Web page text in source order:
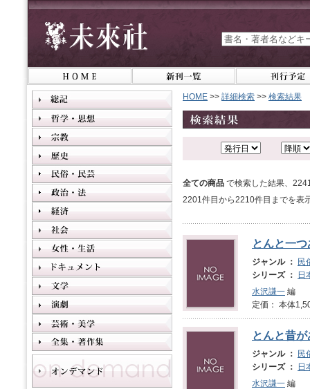
HOME >> 詳細検索 >> 検索結果
全ての商品 で検索した結果、
2201件目から2210件目までを表
とんと一
ジャンル ：
民
シリーズ ：
日
水沢謙一 編
定価： 本体
とんと昔
ジャンル ：
民
シリーズ ：
日
水沢謙一 編